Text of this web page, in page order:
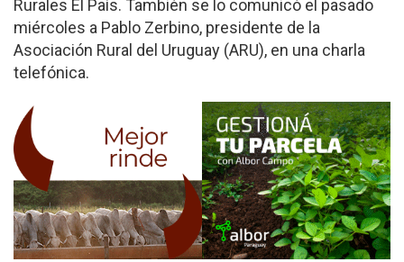
Rurales El País. También se lo comunicó el pasado
miércoles a Pablo Zerbino, presidente de la
Asociación Rural del Uruguay (ARU), en una charla
telefónica.